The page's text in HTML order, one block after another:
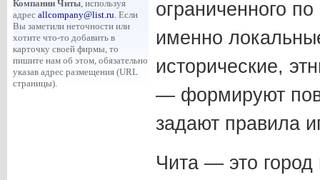
Компании Читы, используя
адрес allcompany@list.ru. Если
Вы заметили неточности или
хотите что-то добавить в
карточку своей фирмы, то
пишите нам об этом, обязательно
указав адрес размещения (URL
страницы).
ограниченного
именно
исторические,
— формируют
задают правила
Чита — это город